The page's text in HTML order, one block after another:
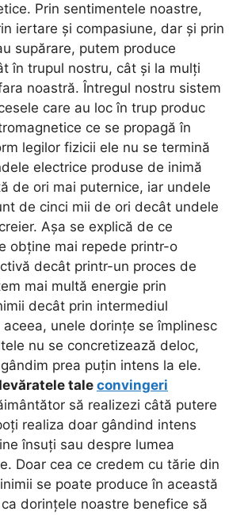
Prin sentimentele noastre,
iertare și compasiune, dar și prin
supărare, putem produce
în trupul nostru, cât și la mulți
noastră. Întregul nostru sistem
care au loc în trup produc
ce se propagă în
legilor fizicii ele nu se termină
electrice produse de inimă
de ori mai puternice, iar undele
de cinci mii de ori decât undele
Așa se explică de ce
obține mai repede printr-o
decât printr-un proces de
mai multă energie prin
decât prin intermediul
aceea, unele dorințe se împlinesc
nu se concretizează deloc,
prea puțin intens la ele.
tale convingeri
să realizezi câtă putere
realiza doar gândind intens
însuți sau despre lumea
Doar cea ce credem cu tărie din
se poate produce în această
dorințele noastre benefice să